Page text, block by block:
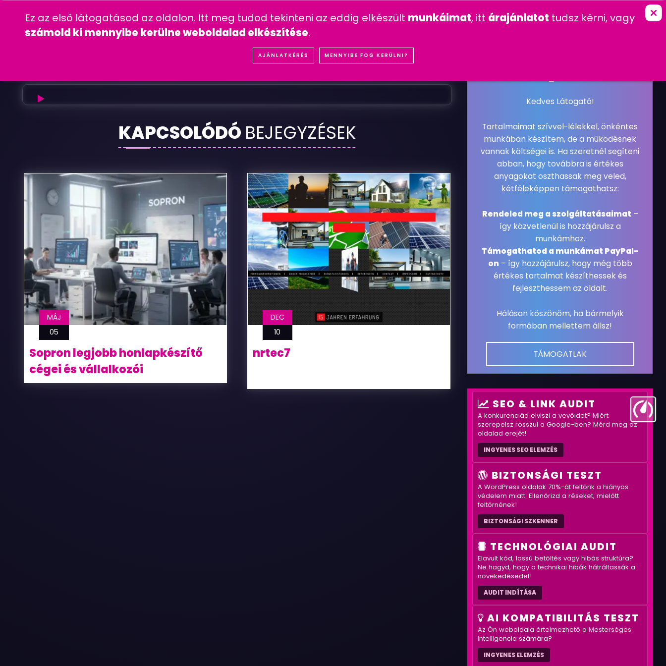
CÉGINFORMÁCIÓK REFERENCIÁK SZOLGÁLTATÁSOK KAPCSOLAT
KAPCSOLÓDÓ BEJEGYZÉSEK
MÁJ
05
Sopron legjobb honlapkészítő
cégei és vállalkozói
DEC
10
nrtec7
Kedves Látogató!
Tartalmaimat szívvel-lélekkel, önkéntes
munkában készítem, de a működésnek
vannak költségei is. Ha szeretnél segíteni
abban, hogy továbbra is értékes
anyagokat oszthassak meg veled,
kétféleképpen támogathatsz:
Rendeled meg a szolgáltatásaimat –
így közvetlenül is hozzájárulsz a
munkámhoz.
Támogathatod a munkámat PayPal-
on – így hozzájárulsz, hogy még több
értékes tartalmat készíthessek és
fejleszthessem az oldalt.
Hálásan köszönöm, ha bármelyik
formában mellettem állsz!
TÁMOGATLAK
SEO & LINK AUDIT
A konkurenciád elviszi a vevőidet? Miért
szerepelsz rosszul a Google-ben? Mérd meg az
oldalad erejét!
INGYENES SEO ELEMZÉS
BIZTONSÁGI TESZT
A WordPress oldalak 70%-át feltörik a hiányos
védelem miatt. Ellenőrizd a réseket, mielőtt
feltörnének!
BIZTONSÁGI SZKENNER
TECHNOLÓGIAI AUDIT
Elavult kód, lassú betöltés vagy hibás struktúra?
Ne hagyd, hogy a technikai hibák hátráltassák a
növekedésedet!
AUDIT INDÍTÁSA
AI KOMPATIBILITÁS TESZT
Az Ön weboldala értelmezhető a Mesterséges
Intelligencia számára?
INGYENES ELEMZÉS
Ez az első látogatásod az oldalon. Itt meg tudod tekinteni az eddig elkészült munkáimat, itt árajánlatot tudsz kérni, vagy
számold ki mennyibe kerülne weboldalad elkészítése.
AJÁNLATKÉRÉS MENNYIBE FOG KERÜLNI?